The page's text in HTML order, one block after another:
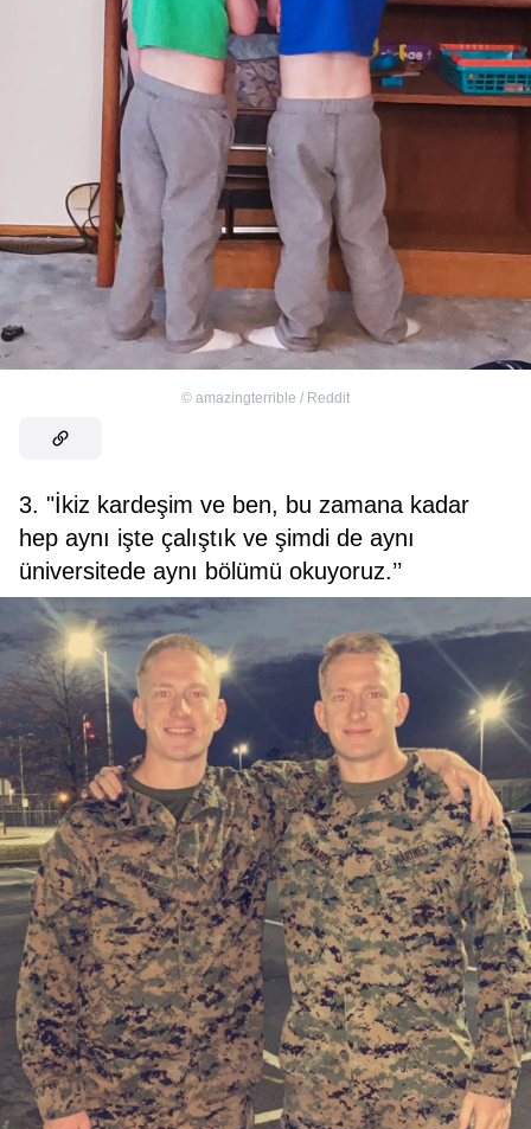
© amazingterrible / Reddit
3. "İkiz kardeşim ve ben, bu zamana kadar
hep aynı işte çalıştık ve şimdi de aynı
üniversitede aynı bölümü okuyoruz.’’